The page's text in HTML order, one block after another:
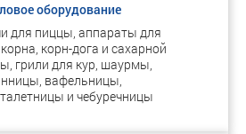
оборудование
для пиццы, аппараты для
корн-дога и сахарной
грили для кур, шаурмы,
вафельницы,
и чебуречницы